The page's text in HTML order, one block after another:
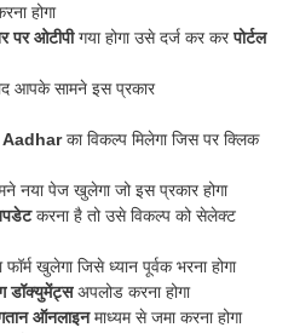
होगा
पर ओटीपीगया होगा उसे दर्ज कर करपोर्टल
आपके सामने इस प्रकार
का विकल्प मिलेगा जिस पर क्लिक
नया पेज खुलेगा जो इस प्रकार होगा
करना है तो उसे विकल्प को सेलेक्ट
खुलेगा जिसे ध्यान पूर्वक भरना होगा
डॉक्युमेंट्सअपलोड करना होगा
ऑनलाइनमाध्यम से जमा करना होगा